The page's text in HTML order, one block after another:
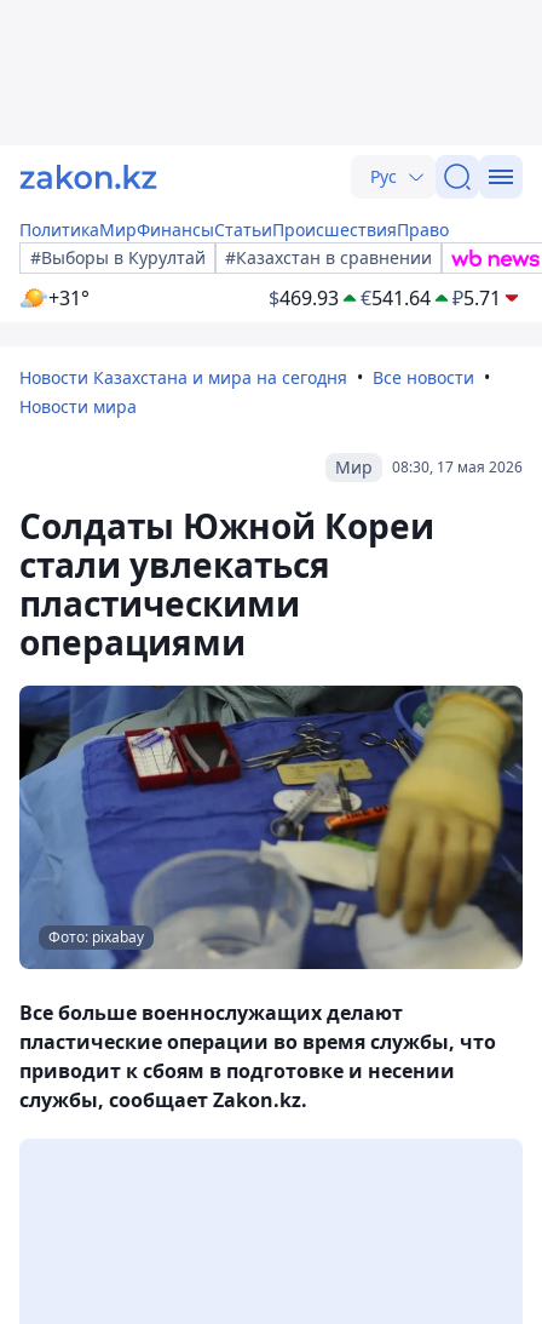
Рус
ПолитикаМирФинансыСтатьиПроисшествияПраво
#Выборы в Курултай
#Казахстан в сравнении
+31° $469.93 €541.64 ₽5.71
Новости Казахстана и мира на сегодня
Все новости
Новости мира
08:30, 17 мая 2026
Мир
Солдаты Южной Кореи
стали увлекаться
пластическими
операциями
Фото: pixabay
Все больше военнослужащих делают
пластические операции во время службы, что
приводит к сбоям в подготовке и несении
службы, сообщает Zakon.kz.